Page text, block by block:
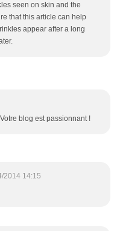
seen on skin and the
that this article can help
appear after a long
blog est passionnant !
2014 14:15